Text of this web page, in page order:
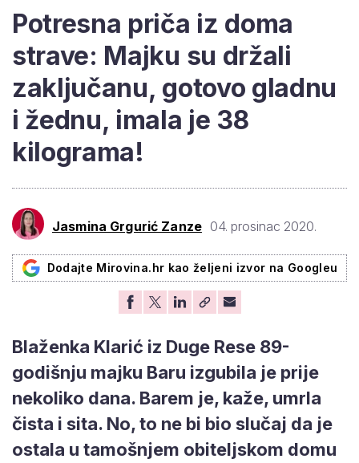
Potresna priča iz doma
strave: Majku su držali
zaključanu, gotovo gladnu
i žednu, imala je 38
kilograma!
Jasmina Grgurić Zanze 04. prosinac 2020.
Dodajte Mirovina.hr kao željeni izvor na Googleu
Blaženka Klarić iz Duge Rese 89-
godišnju majku Baru izgubila je prije
nekoliko dana. Barem je, kaže, umrla
čista i sita. No, to ne bi bio slučaj da je
ostala u tamošnjem obiteljskom domu